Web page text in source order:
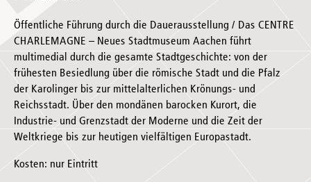
Öffentliche Führung durch die Dauerausstellung / Das CENTRE
CHARLEMAGNE – Neues Stadtmuseum Aachen führt
multimedial durch die gesamte Stadtgeschichte: von der
frühesten Besiedlung über die römische Stadt und die Pfalz
der Karolinger bis zur mittelalterlichen Krönungs- und
Reichsstadt. Über den mondänen barocken Kurort, die
Industrie- und Grenzstadt der Moderne und die Zeit der
Weltkriege bis zur heutigen vielfältigen Europastadt.
Kosten: nur Eintritt